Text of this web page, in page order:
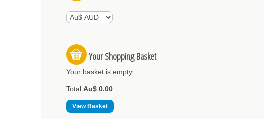
Your Shopping Basket
Your basket is empty.
Total:Au$ 0.00
View Basket